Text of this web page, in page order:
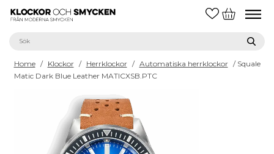
Home / Klockor / Herrklockor / Automatiska herrklockor / Squale
Matic Dark Blue Leather MATICXSB.PTC